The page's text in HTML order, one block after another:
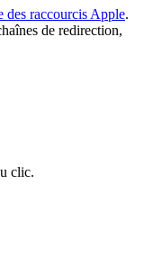
des raccourcis Apple.
de redirection,
clic.